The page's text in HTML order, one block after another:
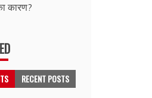
कारण?
RECENT POSTS